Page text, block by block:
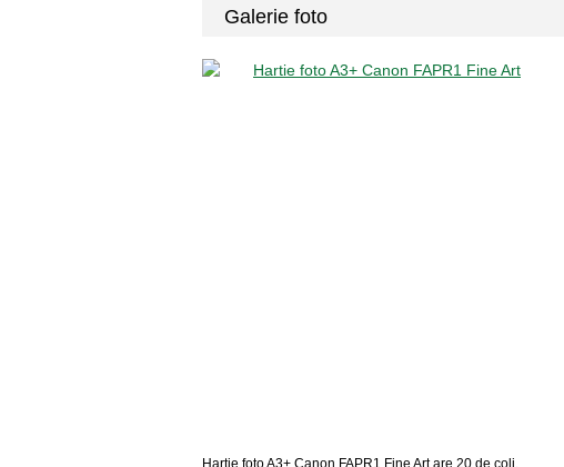
Galerie foto
Hartie foto A3+ Canon FAPR1 Fine Art are 20 de coli.